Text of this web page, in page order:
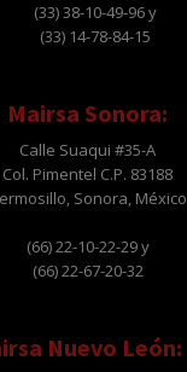
(33) 38-10-49-96 y
(33) 14-78-84-15
Mairsa Sonora:
Calle Suaqui #35-A
Col. Pimentel C.P. 83188
Sonora, México
(66) 22-10-22-29 y
(66) 22-67-20-32
Nuevo León: